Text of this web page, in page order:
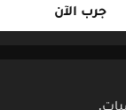
جرب الآن